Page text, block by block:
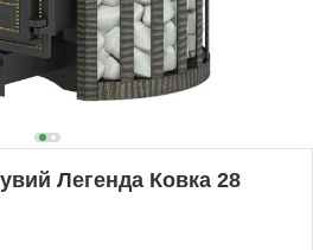
Легенда Ковка 28